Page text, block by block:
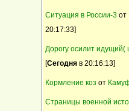
отделку дома,
Щенки - метисы
Ситуация в России-3 от
20:17:33]
Дорогу осилит идущий(
[Сегодня в 20:16:13]
Кормление коз от
Страницы военной